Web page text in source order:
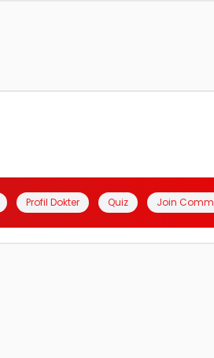
Profil Dokter Quiz Join